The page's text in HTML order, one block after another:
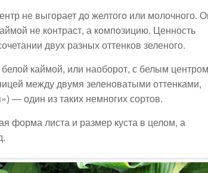
не выгорает до желтого или молочного.
не контраст, а композицию. Ценность
двух разных оттенков зеленого.
каймой, или наоборот, с белым
между двумя зеленоватыми оттенками,
— один из таких немногих сортов.
форма листа и размер куста в целом, а